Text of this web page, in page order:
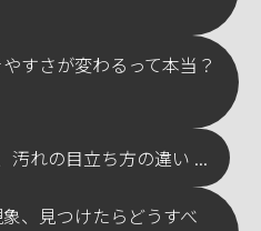
すさが変わるって本当？
汚れの目立ち方の違い ...
、見つけたらどうすべ